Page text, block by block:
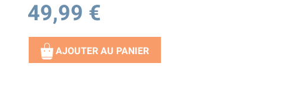
49,99 €
AJOUTER AU PANIER